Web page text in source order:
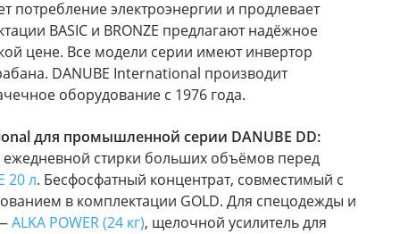
потребление электроэнергии и продлевает
BASIC и BRONZE предлагают надёжное
цене. Все модели серии имеют инвертор
DANUBE International производит
оборудование с 1976 года.
для промышленной серии DANUBE DD:
ежедневной стирки больших объёмов перед
20 л. Бесфосфатный концентрат, совместимый с
в комплектации GOLD. Для спецодежды и
ALKA POWER (24 кг), щелочной усилитель для